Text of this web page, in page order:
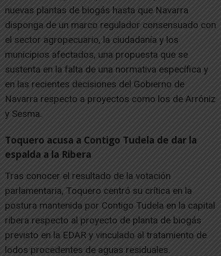
nuevas plantas de biogás hasta que Navarra
disponga de un marco regulador consensuado con
el sector agropecuario, la ciudadanía y los
municipios afectados, una propuesta que se
sustenta en la falta de una normativa específica y
en las recientes decisiones del Gobierno de
Navarra respecto a proyectos como los de Arróniz
y Sesma.
Toquero acusa a Contigo Tudela de dar la
espalda a la Ribera
Tras conocer el resultado de la votación
parlamentaria, Toquero centró su crítica en la
postura mantenida por Contigo Tudela en la capital
ribera respecto al proyecto de planta de biogás
previsto en la EDAR y vinculado al tratamiento de
lodos procedentes de aguas residuales.